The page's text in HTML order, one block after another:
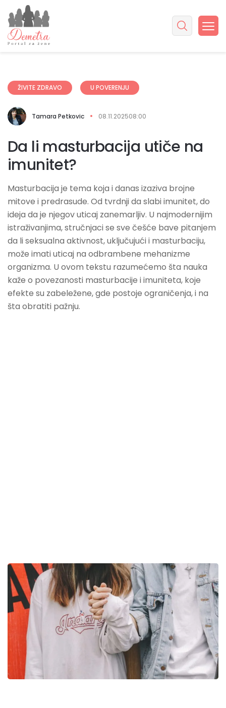
ŽIVITE ZDRAVO U POVERENJU
Tamara Petkovic 08.11.202508:00
Da li masturbacija utiče na
imunitet?
Masturbacija je tema koja i danas izaziva brojne
mitove i predrasude. Od tvrdnji da slabi imunitet, do
ideja da je njegov uticaj zanemarljiv. U najmodernijim
istraživanjima, stručnjaci se sve češće bave pitanjem
da li seksualna aktivnost, uključujući i masturbaciju,
može imati uticaj na odbrambene mehanizme
organizma. U ovom tekstu razumećemo šta nauka
kaže o povezanosti masturbacije i imuniteta, koje
efekte su zabeležene, gde postoje ograničenja, i na
šta obratiti pažnju.